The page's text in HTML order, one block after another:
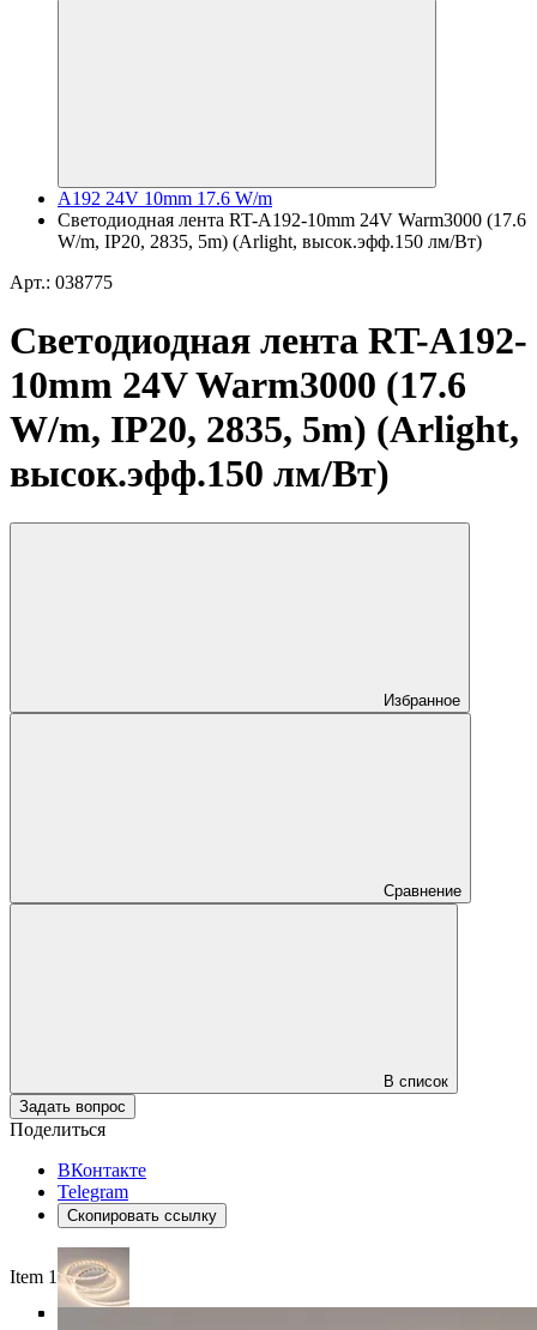
A192 24V 10mm 17.6 W/m
Светодиодная лента RT-A192-10mm 24V Warm3000 (17.6
W/m, IP20, 2835, 5m) (Arlight, высок.эфф.150 лм/Вт)
Арт.: 038775
Светодиодная лента RT-A192-
10mm 24V Warm3000 (17.6
W/m, IP20, 2835, 5m) (Arlight,
высок.эфф.150 лм/Вт)
Избранное
Сравнение
В список
Задать вопрос
Поделиться
ВКонтакте
Telegram
Скопировать ссылку
Item 1 of 5